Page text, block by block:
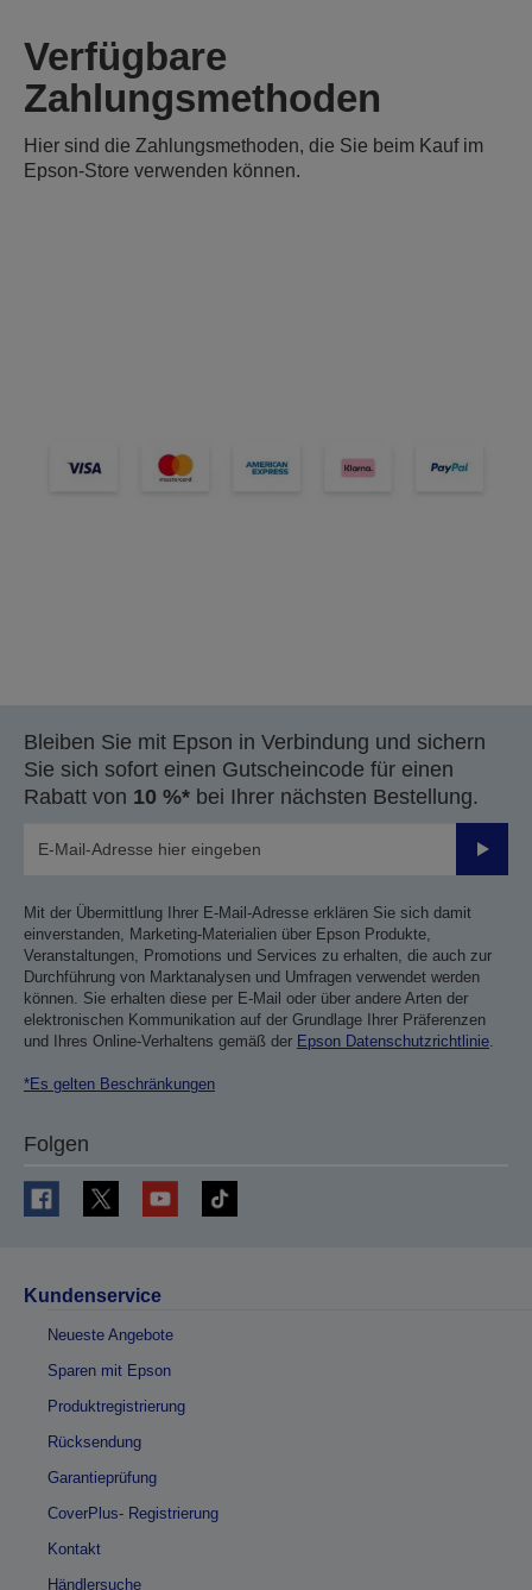
Verfügbare
Zahlungsmethoden
Hier sind die Zahlungsmethoden, die Sie beim Kauf im
Epson-Store verwenden können.
Bleiben Sie mit Epson in Verbindung und sichern
Sie sich sofort einen Gutscheincode für einen
Rabatt von 10 %* bei Ihrer nächsten Bestellung.
Mit der Übermittlung Ihrer E-Mail-Adresse erklären Sie sich damit
einverstanden, Marketing-Materialien über Epson Produkte,
Veranstaltungen, Promotions und Services zu erhalten, die auch zur
Durchführung von Marktanalysen und Umfragen verwendet werden
können. Sie erhalten diese per E-Mail oder über andere Arten der
elektronischen Kommunikation auf der Grundlage Ihrer Präferenzen
und Ihres Online-Verhaltens gemäß der Epson Datenschutzrichtlinie.
*Es gelten Beschränkungen
Folgen
Kundenservice
Neueste Angebote
Sparen mit Epson
Produktregistrierung
Rücksendung
Garantieprüfung
CoverPlus- Registrierung
Kontakt
Händlersuche